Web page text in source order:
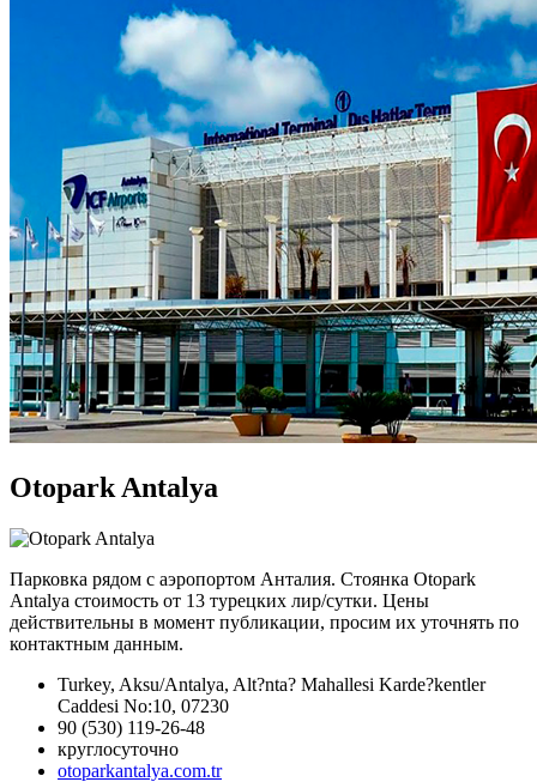
Otopark Antalya
Парковка рядом с аэропортом Анталия. Стоянка Otopark
Antalya стоимость от 13 турецких лир/сутки. Цены
действительны в момент публикации, просим их уточнять по
контактным данным.
Turkey, Aksu/Antalya, Alt?nta? Mahallesi Karde?kentler
Caddesi No:10, 07230
90 (530) 119-26-48
круглосуточно
otoparkantalya.com.tr